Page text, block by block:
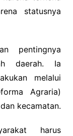
statusnya
pentingnya
daerah. Ia
melalui
Agraria)
kecamatan.
harus